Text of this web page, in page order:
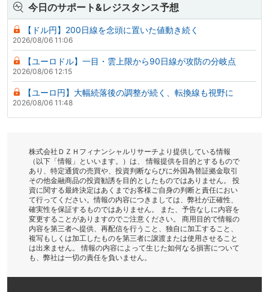
今日のサポート&レジスタンス予想
【ドル円】200日線を念頭に置いた値動き続く
2026/08/06 11:06
【ユーロドル】一目・雲上限から90日線が攻防の分岐点
2026/08/06 12:15
【ユーロ円】大幅続落後の調整が続く、転換線も視野に
2026/08/06 11:48
株式会社ＤＺＨフィナンシャルリサーチより提供している情報
（以下「情報」といいます。）は、 情報提供を目的とするもので
あり、特定通貨の売買や、投資判断ならびに外国為替証拠金取引
その他金融商品の投資勧誘を目的としたものではありません。 投
資に関する最終決定はあくまでお客様ご自身の判断と責任におい
て行ってください。情報の内容につきましては、弊社が正確性、
確実性を保証するものではありません。 また、予告なしに内容を
変更することがありますのでご注意ください。 商用目的で情報の
内容を第三者へ提供、再配信を行うこと、独自に加工すること、
複写もしくは加工したものを第三者に譲渡または使用させること
は出来ません。 情報の内容によって生じた如何なる損害について
も、弊社は一切の責任を負いません。